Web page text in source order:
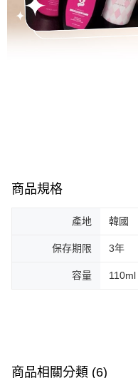
商品規格
產地 韓國
保存期限 3年
容量 110ml
商品相關分類 (6)